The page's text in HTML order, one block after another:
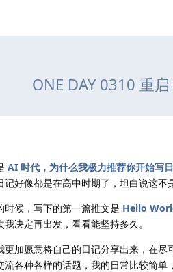
ONE DAY 0310 重
AI 时代，为什么我极力推荐你开始写
好像都是在高中时期了，坦白说这不
候，写下的第一篇推文是 Hello
决定再出发，看看能坚持多久。
加愿意将自己的日记分享出来，在
各种各样的话题，我的日常比较简